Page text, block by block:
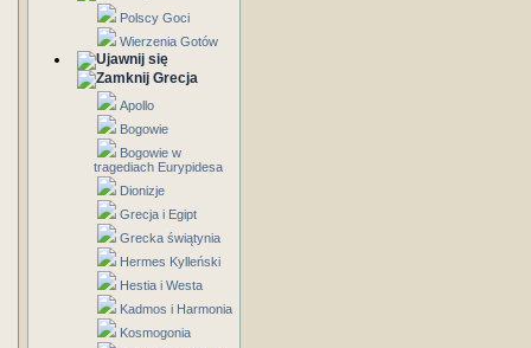
Polscy Goci
Wierzenia Gotów
Grecja
Apollo
Bogowie
Bogowie w
tragediach Eurypidesa
Dionizje
Grecja i Egipt
Grecka świątynia
Hermes Kylleński
Hestia i Westa
Kadmos i Harmonia
Kosmogonia